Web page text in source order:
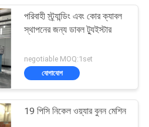
পরিবাহী স্ট্র্যান্ডিং এবং কোর ক্যাবল
স্থাপনের জন্য ডাবল ট্যুইস্টার
negotiable MOQ:1set
যোগাযোগ
19 পিসি নিকেল ওয়্যার বুনন মেশিন